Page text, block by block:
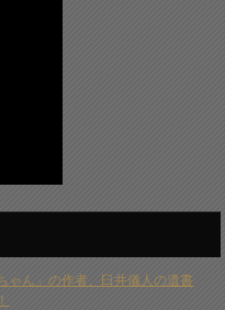
ゃん」の作者、臼井儀人の遺書